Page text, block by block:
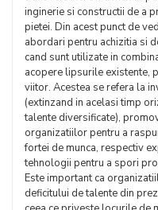
inginerie si constructii de a
pietei. Din acest punct de
abordari pentru achizitia si
cand sunt utilizate in
acopere lipsurile existente,
viitor. Acestea se refera la
(extinzand in acelasi timp
talente diversificate),
organizatiilor pentru a
fortei de munca, respectiv
tehnologii pentru a spori
Este important ca
deficitului de talente din